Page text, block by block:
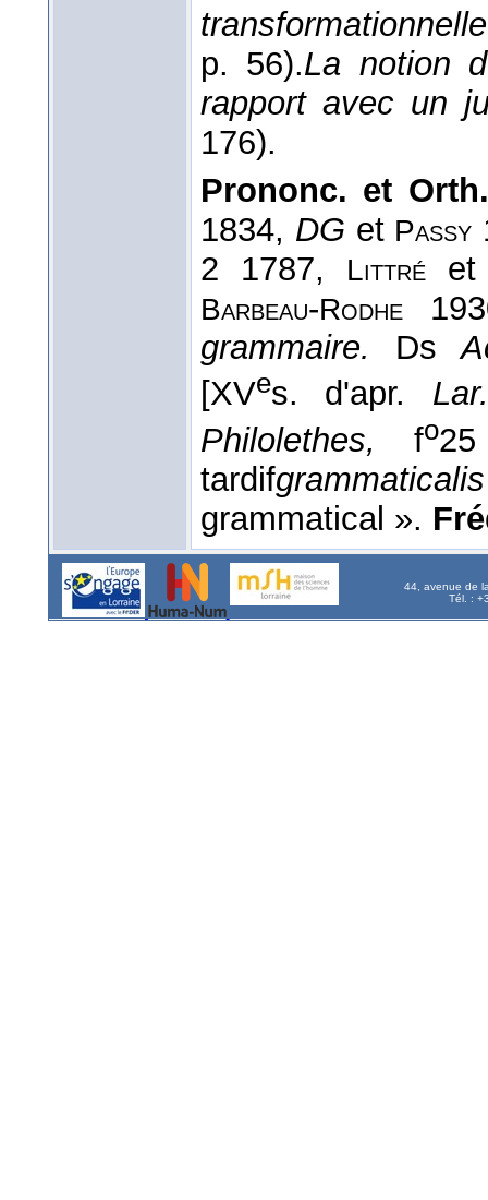
p. 56).La notion
rapport avec un
176).
Prononc. et
1834, DG et Passy
2 1787,
Littré
Barbeau-Rodhe
grammaire. Ds
[XVes. d'apr.
Philolethes,fo
tardif
grammatical ».
44, avenue de
Tél. :